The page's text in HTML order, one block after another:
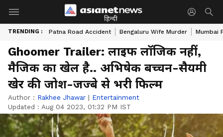
हिन्दी
TRENDING : Patna Road Accident Bengaluru Wife Murder Mumbai
Ghoomer Trailer: लाइफ लॉजिक नहीं,
मैजिक का खेल है.. अभिषेक बच्चन-सैयमी
खेर की जोश-जज्बे से भरी फिल्म
Author : Rakhee Jhawar | Entertainment
Updated : Aug 04 2023, 01:32 PM IST